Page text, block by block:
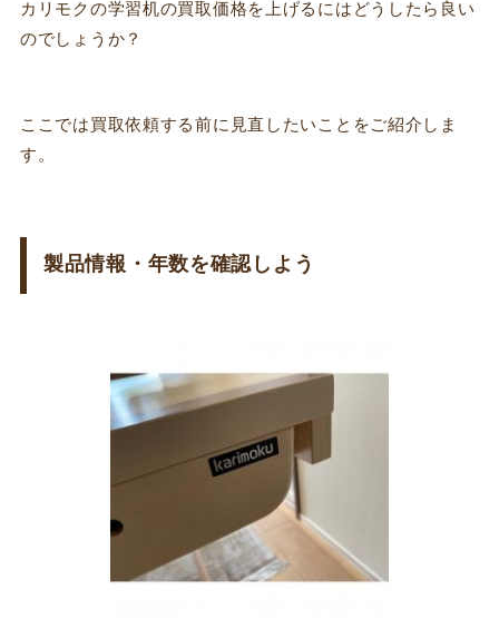
カリモクの学習机の買取価格を上げるにはどうしたら良い
のでしょうか？
ここでは買取依頼する前に見直したいことをご紹介しま
す。
製品情報・年数を確認しよう